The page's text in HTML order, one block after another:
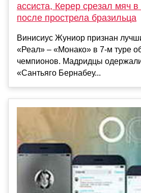
ассиста, Керер срезал мяч
после прострела бразильца
Винисиус Жуниор признан
«Реал» – «Монако» в 7-м туре
чемпионов. Мадридцы
«Сантьяго Бернабеу...